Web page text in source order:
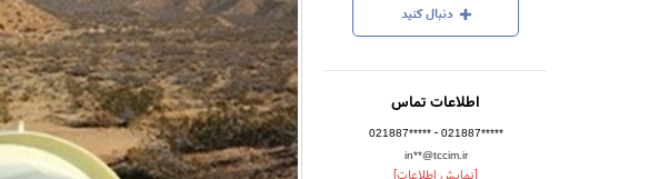
دنبال کنید
اطلاعات تماس
021887***** - 021887*****
in**@tccim.ir